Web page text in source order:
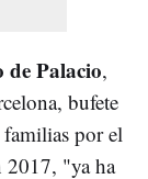
de Palacio,
bufete
por el
2017, "ya ha